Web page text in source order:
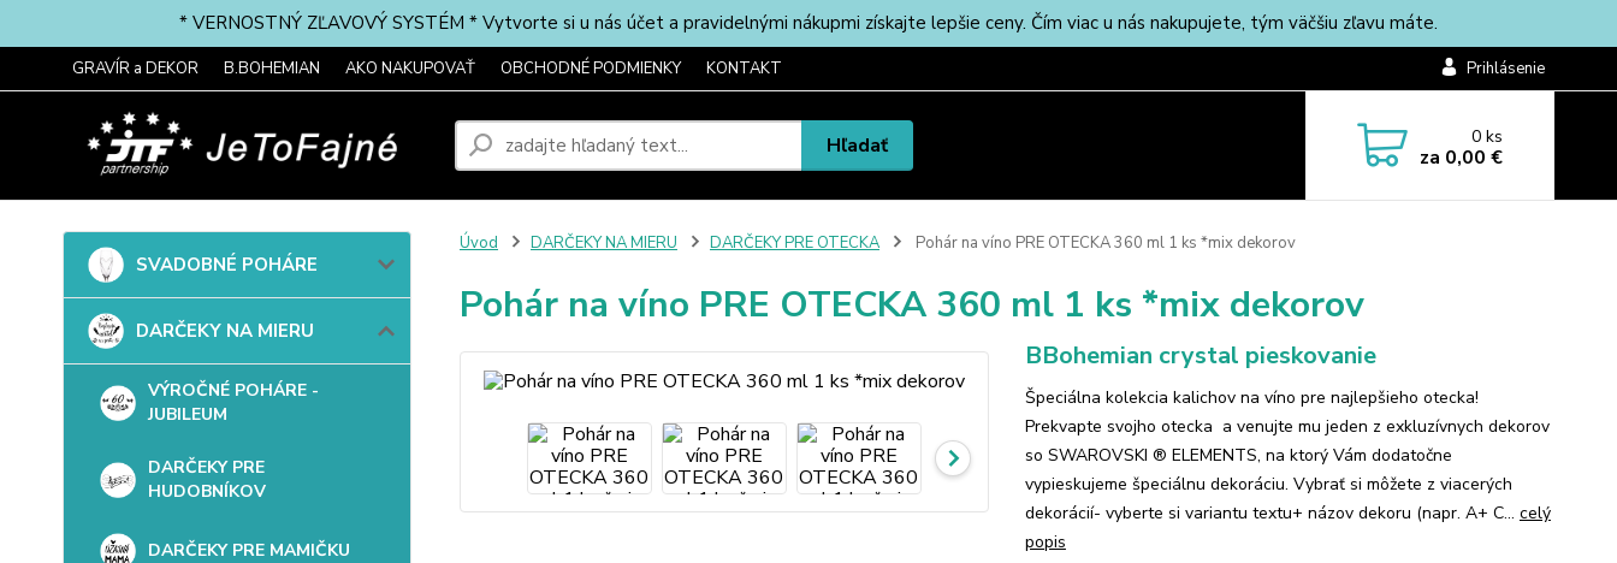
* VERNOSTNÝ ZĽAVOVÝ SYSTÉM * Vytvorte si u nás účet a pravidelnými nákupmi získajte lepšie ceny. Čím viac u nás nakupujete, tým väčšiu zľavu máte.
GRAVÍR a DEKOR B.BOHEMIAN AKO NAKUPOVAŤ OBCHODNÉ PODMIENKY KONTAKT Prihlásenie
Hľadať 0ks
za 0,00 €
SVADOBNÉ POHÁRE
DARČEKY NA MIERU
VÝROČNÉ POHÁRE -
JUBILEUM
DARČEKY PRE
HUDOBNÍKOV
DARČEKY PRE MAMIČKU
Úvod DARČEKY NA MIERU DARČEKY PRE OTECKA Pohár na víno PRE OTECKA 360 ml 1 ks *mix dekorov
Pohár na víno PRE OTECKA 360 ml 1 ks *mix dekorov
BBohemian crystal pieskovanie
Špeciálna kolekcia kalichov na víno pre najlepšieho otecka!
Prekvapte svojho otecka a venujte mu jeden z exkluzívnych dekorov
so SWAROVSKI ® ELEMENTS, na ktorý Vám dodatočne
vypieskujeme špeciálnu dekoráciu. Vybrať si môžete z viacerých
dekorácií- vyberte si variantu textu+ názov dekoru (napr. A+ C... celý
popis